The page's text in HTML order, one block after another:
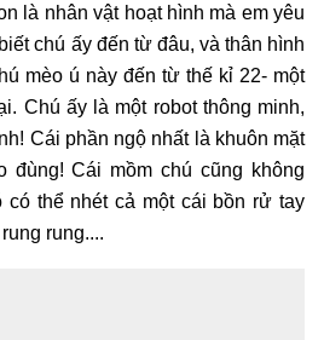
là nhân vật hoạt hình mà em yêu
chú ấy đến từ đâu, và thân hình
mèo ú này đến từ thế kỉ 22- một
Chú ấy là một robot thông minh,
Cái phần ngộ nhất là khuôn mặt
đùng! Cái mồm chú cũng không
thể nhét cả một cái bồn rử tay
rung....